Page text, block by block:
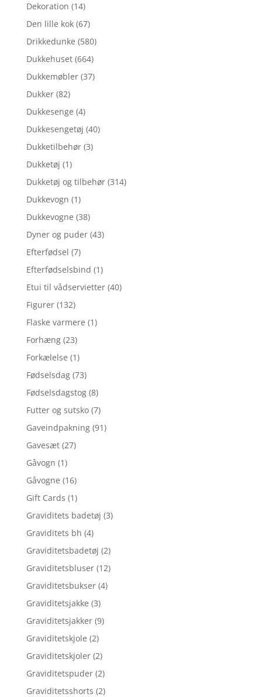
Dekoration (14)
Den lille kok (67)
Drikkedunke (580)
Dukkehuset (664)
Dukkemøbler (37)
Dukker (82)
Dukkesenge (4)
Dukkesengetøj (40)
Dukketilbehør (3)
Dukketøj (1)
Dukketøj og tilbehør (314)
Dukkevogn (1)
Dukkevogne (38)
Dyner og puder (43)
Efterfødsel (7)
Efterfødselsbind (1)
Etui til vådservietter (40)
Figurer (132)
Flaske varmere (1)
Forhæng (23)
Forkælelse (1)
Fødselsdag (73)
Fødselsdagstog (8)
Futter og sutsko (7)
Gaveindpakning (91)
Gavesæt (27)
Gåvogn (1)
Gåvogne (16)
Gift Cards (1)
Graviditets badetøj (3)
Graviditets bh (4)
Graviditetsbadetøj (2)
Graviditetsbluser (12)
Graviditetsbukser (4)
Graviditetsjakke (3)
Graviditetsjakker (9)
Graviditetskjole (2)
Graviditetskjoler (2)
Graviditetspuder (2)
Graviditetsshorts (2)